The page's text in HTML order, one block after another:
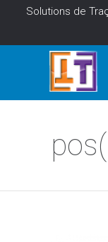
Solutions de